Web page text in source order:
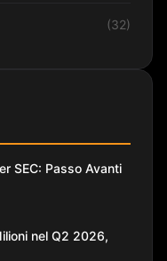
(32)
SEC: Passo Avanti
nel Q2 2026,